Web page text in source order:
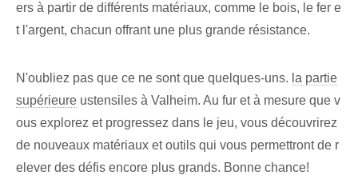
ers à partir de différents matériaux, comme le bois, le fer e
t l'argent, chacun offrant une plus grande résistance.
N'oubliez pas que ce ne sont que quelques-uns. la partie
supérieure ustensiles à Valheim. Au fur et à mesure que v
ous explorez et progressez dans le jeu, vous découvrirez
de nouveaux matériaux et outils qui vous permettront de r
elever des défis encore plus grands. Bonne chance!